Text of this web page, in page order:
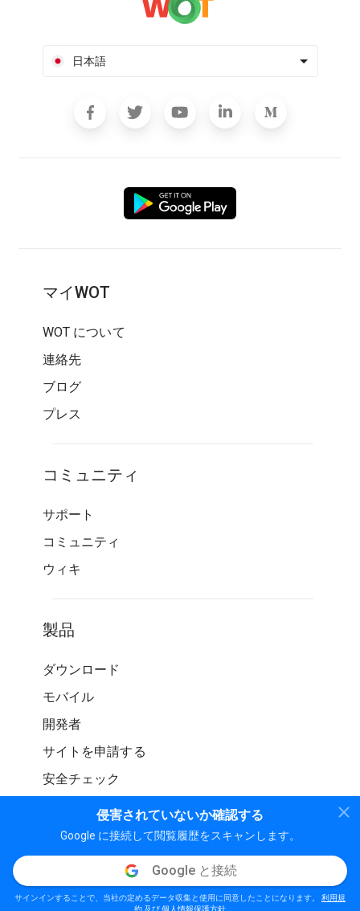
侵害されていないか確認する
Google に接続して閲覧履歴をスキャンします。
Google と接続
サインインすることで、当社の定めるデータ収集と使用に同意したことになります。 利用規
約 及び個人情報保護方針
日本語
マイWOT
WOT について
連絡先
ブログ
プレス
コミュニティ
サポート
コミュニティ
ウィキ
製品
ダウンロード
モバイル
開発者
サイトを申請する
安全チェック
© WOT サービス LP。 無断転載を禁じます